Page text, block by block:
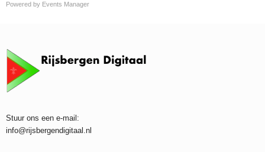
Powered by Events Manager
Stuur ons een e-mail:
info@rijsbergendigitaal.nl